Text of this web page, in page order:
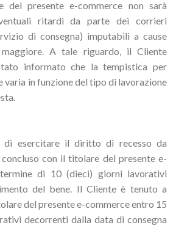
del presente e-commerce non sarà
ritardi da parte dei corrieri
di consegna) imputabili a cause
A tale riguardo, il Cliente
informato che la tempistica per
varia in funzione del tipo di lavorazione
esercitare il diritto di recesso da
con il titolare del presente e-
di 10 (dieci) giorni lavorativi
del bene. Il Cliente è tenuto a
del presente e-commerce entro 15
decorrenti dalla data di consegna